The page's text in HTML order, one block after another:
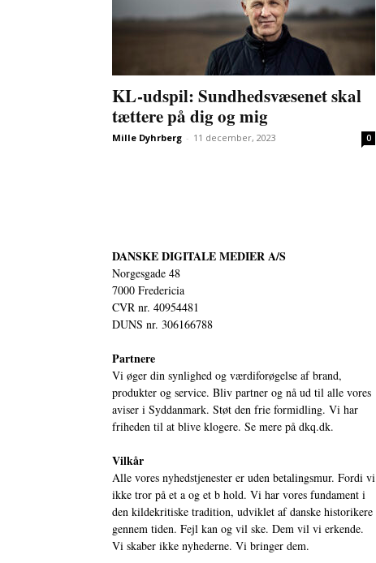
KL-udspil: Sundhedsvæsenet skal
tættere på dig og mig
Mille Dyhrberg - 11 december, 2023 0
DANSKE DIGITALE MEDIER A/S
Norgesgade 48
7000 Fredericia
CVR nr. 40954481
DUNS nr. 306166788
Partnere
Vi øger din synlighed og værdiforøgelse af brand,
produkter og service. Bliv partner og nå ud til alle vores
aviser i Syddanmark. Støt den frie formidling. Vi har
friheden til at blive klogere. Se mere på dkq.dk.
Vilkår
Alle vores nyhedstjenester er uden betalingsmur. Fordi vi
ikke tror på et a og et b hold. Vi har vores fundament i
den kildekritiske tradition, udviklet af danske historikere
gennem tiden. Fejl kan og vil ske. Dem vil vi erkende.
Vi skaber ikke nyhederne. Vi bringer dem.